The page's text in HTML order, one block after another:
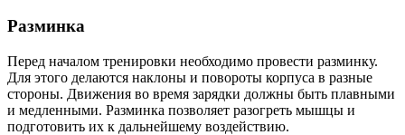
Разминка
Перед началом тренировки необходимо провести разминку.
Для этого делаются наклоны и повороты корпуса в разные
стороны. Движения во время зарядки должны быть плавными
и медленными. Разминка позволяет разогреть мышцы и
подготовить их к дальнейшему воздействию.